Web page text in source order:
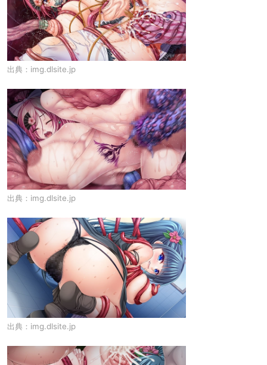
出典： img.dlsite.jp
出典： img.dlsite.jp
出典： img.dlsite.jp